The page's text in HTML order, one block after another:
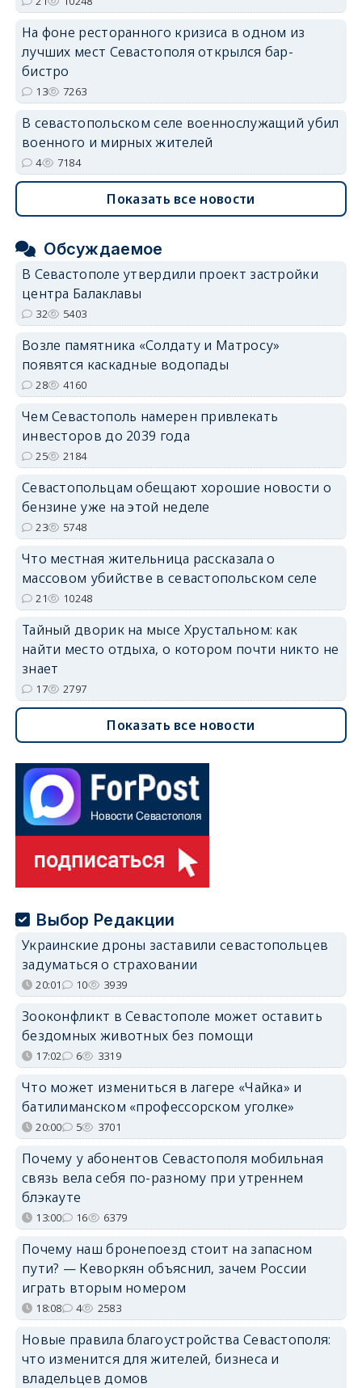
На фоне ресторанного кризиса в одном из
лучших мест Севастополя открылся бар-
бистро
13 7263
В севастопольском селе военнослужащий убил
военного и мирных жителей
4 7184
Показать все новости
Обсуждаемое
В Севастополе утвердили проект застройки
центра Балаклавы
32 5403
Возле памятника «Солдату и Матросу»
появятся каскадные водопады
28 4160
Чем Севастополь намерен привлекать
инвесторов до 2039 года
25 2184
Севастопольцам обещают хорошие новости о
бензине уже на этой неделе
23 5748
Что местная жительница рассказала о
массовом убийстве в севастопольском селе
21 10248
Тайный дворик на мысе Хрустальном: как
найти место отдыха, о котором почти никто не
знает
17 2797
Показать все новости
Выбор Редакции
Украинские дроны заставили севастопольцев
задуматься о страховании
20:01 10 3939
Зооконфликт в Севастополе может оставить
бездомных животных без помощи
17:02 6 3319
Что может измениться в лагере «Чайка» и
батилиманском «профессорском уголке»
20:00 5 3701
Почему у абонентов Севастополя мобильная
связь вела себя по-разному при утреннем
блэкауте
13:00 16 6379
Почему наш бронепоезд стоит на запасном
пути? — Кеворкян объяснил, зачем России
играть вторым номером
18:08 4 2583
Новые правила благоустройства Севастополя:
что изменится для жителей, бизнеса и
владельцев домов